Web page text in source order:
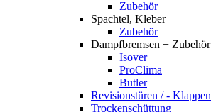
Zubehör
Spachtel, Kleber
Zubehör
Dampfbremsen + Zubehör
Isover
ProClima
Butler
Revisionstüren / - Klappen
Trockenschüttung